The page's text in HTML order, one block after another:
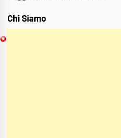
Chi Siamo